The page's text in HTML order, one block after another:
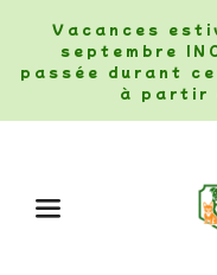
Vacances
septembre
passée durant
à partir